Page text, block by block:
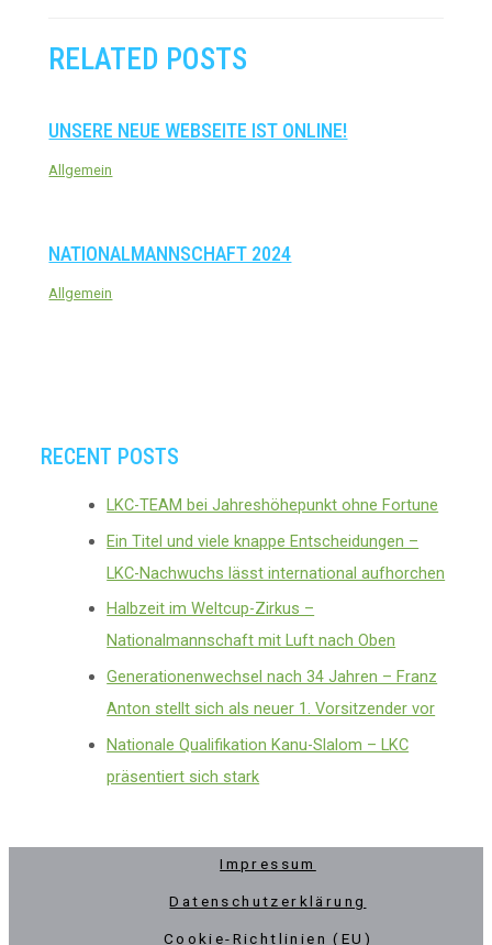
RELATED POSTS
UNSERE NEUE WEBSEITE IST ONLINE!
Allgemein
NATIONALMANNSCHAFT 2024
Allgemein
RECENT POSTS
LKC-TEAM bei Jahreshöhepunkt ohne Fortune
Ein Titel und viele knappe Entscheidungen –
LKC-Nachwuchs lässt international aufhorchen
Halbzeit im Weltcup-Zirkus –
Nationalmannschaft mit Luft nach Oben
Generationenwechsel nach 34 Jahren – Franz
Anton stellt sich als neuer 1. Vorsitzender vor
Nationale Qualifikation Kanu-Slalom – LKC
präsentiert sich stark
Impressum
Datenschutzerklärung
Cookie-Richtlinien (EU)